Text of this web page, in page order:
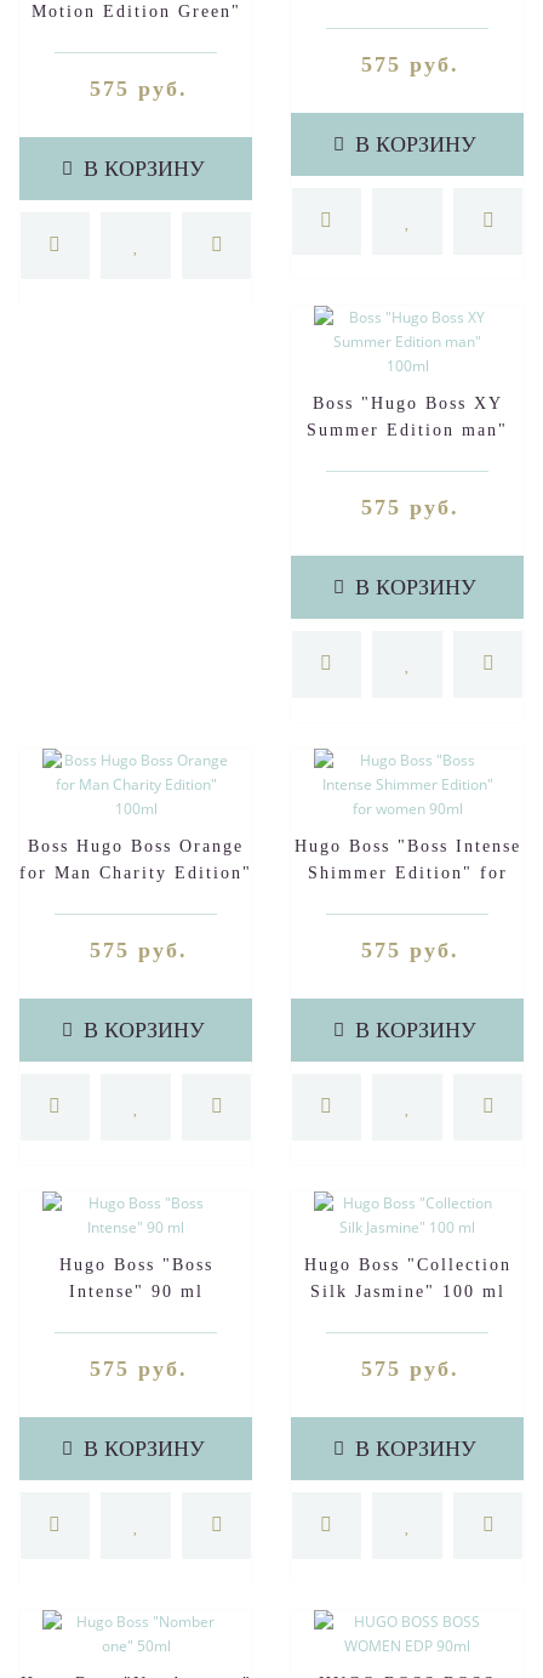
Motion Edition Green"
575 руб.
В КОРЗИНУ
575 руб.
В КОРЗИНУ
Boss "Hugo Boss XY
Summer Edition man"
575 руб.
В КОРЗИНУ
Boss Hugo Boss Orange
for Man Charity Edition"
575 руб.
В КОРЗИНУ
Hugo Boss "Boss Intense
Shimmer Edition" for
575 руб.
В КОРЗИНУ
Hugo Boss "Boss
Intense" 90 ml
575 руб.
В КОРЗИНУ
Hugo Boss "Collection
Silk Jasmine" 100 ml
575 руб.
В КОРЗИНУ